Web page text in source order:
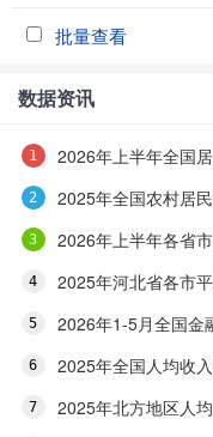
批量查看
数据资讯
2026年上半年全国
2025年全国农村居
2026年上半年各省
2025年河北省各市
2026年1-5月全国金
2025年全国人均收
2025年北方地区人